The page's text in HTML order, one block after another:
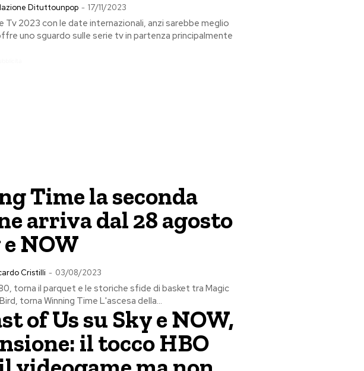
Dituttounpop - 17/11/2023
Tv 2023 con le date internazionali, anzi sarebbe meglio
uno sguardo sulle serie tv in partenza principalmente
Time la seconda
arriva dal 28 agosto
NOW
Cristilli - 03/08/2023
torna il parquet e le storiche sfide di basket tra Magic
torna Winning Time L'ascesa della...
of Us su Sky e NOW,
il tocco HBO